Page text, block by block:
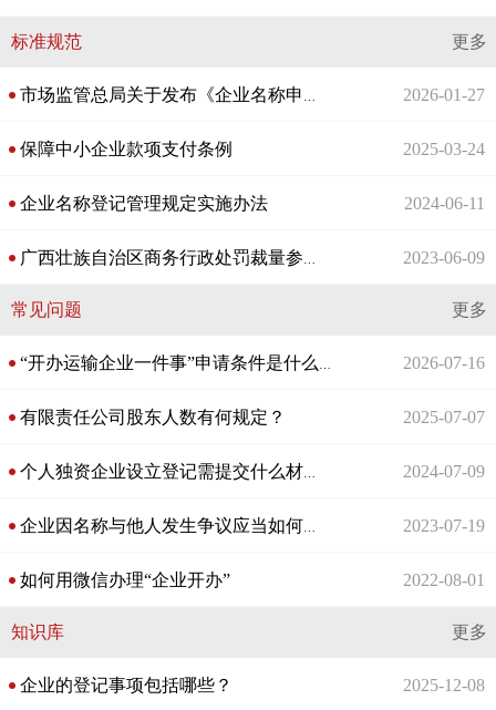
标准规范 更多
2026-01-27
保障中小企业款项支付条例 2025-03-24
企业名称登记管理规定实施办法 2024-06-11
2023-06-09
常见问题 更多
2026-07-16
有限责任公司股东人数有何规定？ 2025-07-07
2024-07-09
2023-07-19
如何用微信办理“企业开办” 2022-08-01
知识库 更多
企业的登记事项包括哪些？ 2025-12-08